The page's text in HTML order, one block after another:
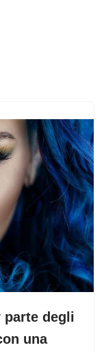
degli
una